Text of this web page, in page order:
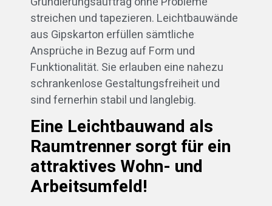
streichen und tapezieren. Leichtbauwände
aus Gipskarton erfüllen sämtliche
Ansprüche in Bezug auf Form und
Funktionalität. Sie erlauben eine nahezu
schrankenlose Gestaltungsfreiheit und
sind fernerhin stabil und langlebig.
Eine Leichtbauwand als
Raumtrenner sorgt für ein
attraktives Wohn- und
Arbeitsumfeld!